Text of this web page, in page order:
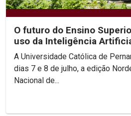
O futuro do Ensino
uso da Inteligência
acadêmico...
A Universidade Católica de
dias 7 e 8 de julho, a edição
Nacional de...